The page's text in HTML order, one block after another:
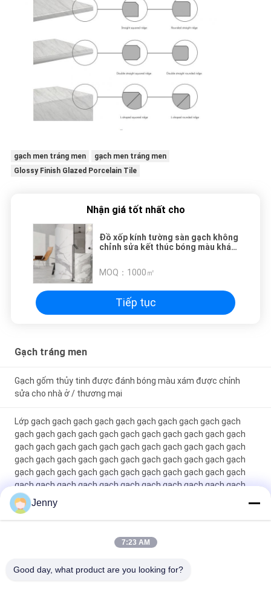
gạch men tráng men
gạch men tráng men
Glossy Finish Glazed Porcelain Tile
Nhận giá tốt nhất cho
Đồ xốp kính tường sàn gạch không
chỉnh sửa kết thúc bóng màu khác
MOQ： 1000㎡
Tiếp tục
Gạch tráng men
Gạch gốm thủy tinh được đánh bóng màu xám được chỉnh
sửa cho nhà ở / thương mại
Lớp gạch gạch gạch gạch gạch gạch gạch gạch gạch gạch
gạch gạch gạch gạch gạch gạch gạch gạch gạch gạch gạch
gạch gạch gạch gạch gạch gạch gạch gạch gạch gạch gạch
gạch gạch gạch gạch gạch gạch gạch gạch gạch gạch gạch
gạch gạch gạch gạch gạch gạch gạch gạch gạch gạch gạch
gạch gạch gạch gạch gạch gạch gạch gạch gạch gạch gạch
gạch gạch gạch gạch gạch gạch gạch gạch gạch gạch gạch
gạch gạch gạch gạch gạch gạch gạch gạch gạch gạch gạch
gạch gạch gạch gạch gạch gạch gạch gạch gạch gạch gạch
Finish With 0.05% Water Absorption
Jenny
7:23 AM
Good day, what product are you looking for?